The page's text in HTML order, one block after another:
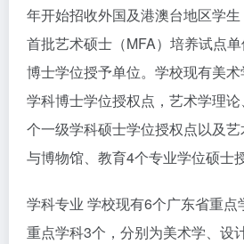
年开始招收外国及港澳台地区学
首批艺术硕士（MFA）培养试点
博士学位授予单位。学校现有美
学科博士学位授权点，艺术学理
个一级学科硕士学位授权点以及
与博物馆、教育4个专业学位硕士
学科专业 学校现有6个广东省重点
重点学科3个，分别为美术学、设